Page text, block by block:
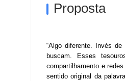
Proposta
“Algo diferente. Invés
buscam. Esses
compartilhamento e
sentido original da